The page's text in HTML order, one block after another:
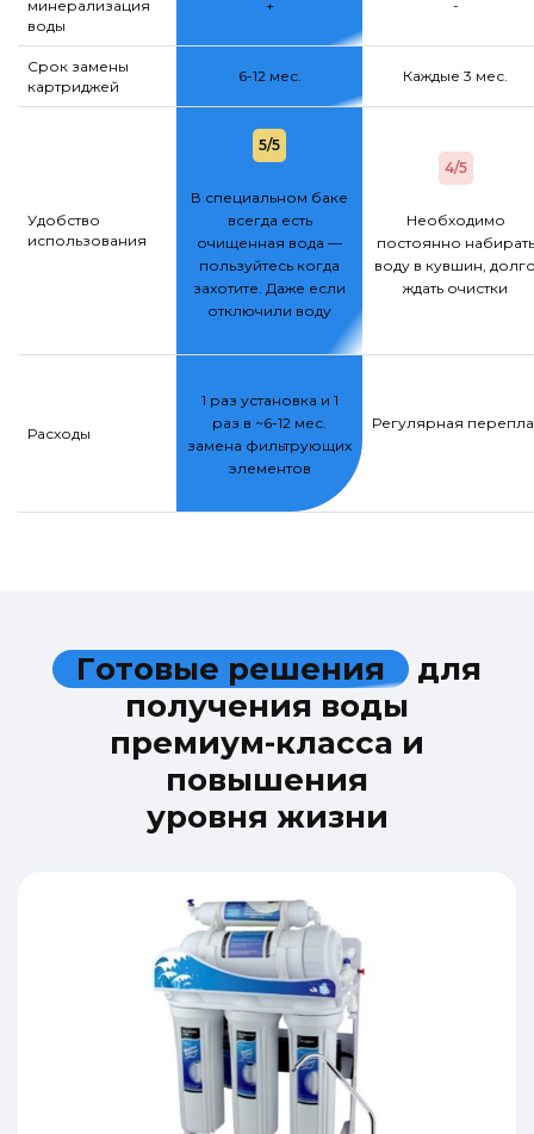
минерализация
воды
+ -
Срок замены
картриджей
6-12 мес. Каждые 3 мес.
Удобство
использования
5/5
В специальном баке
всегда есть
очищенная вода —
пользуйтесь когда
захотите. Даже если
отключили воду
4/5
Необходимо
постоянно набирать
воду в кувшин,
ждать очистки
Расходы
1 раз установка и 1
раз в ~6-12 мес.
замена фильтрующих
элементов
Регулярная
Готовые решения для
получения воды
премиум-класса и
повышения
уровня жизни